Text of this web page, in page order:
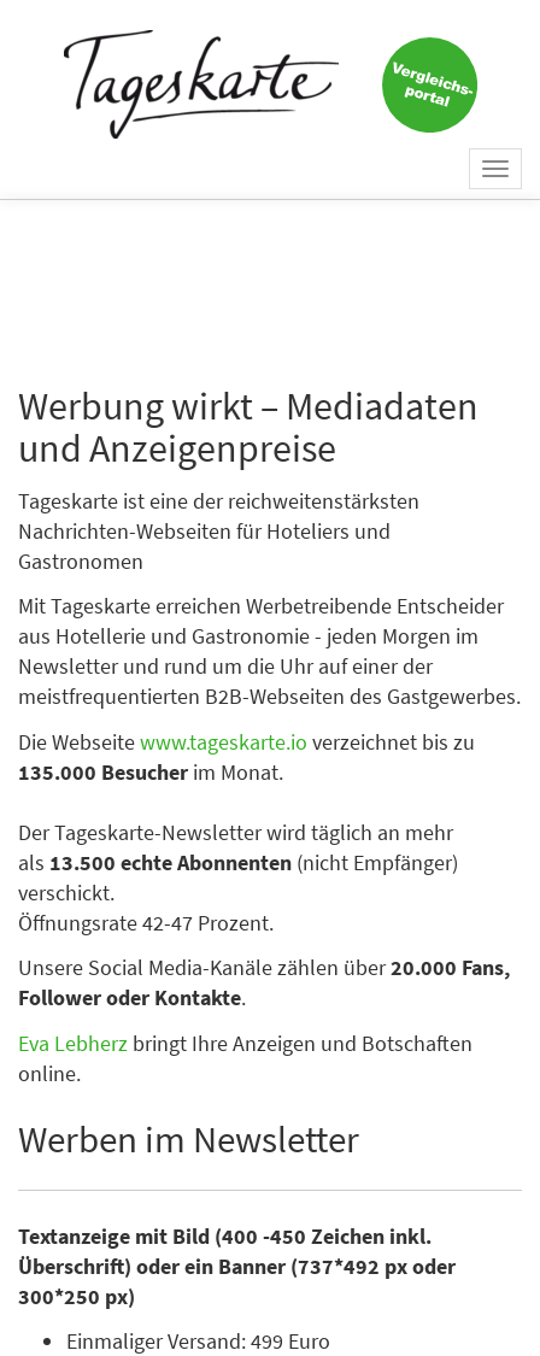
Werbung wirkt – Mediadaten
und Anzeigenpreise
Tageskarte ist eine der reichweitenstärksten
Nachrichten-Webseiten für Hoteliers und
Gastronomen
Mit Tageskarte erreichen Werbetreibende Entscheider
aus Hotellerie und Gastronomie - jeden Morgen im
Newsletter und rund um die Uhr auf einer der
meistfrequentierten B2B-Webseiten des Gastgewerbes.
Die Webseitewww.tageskarte.io verzeichnet bis zu
135.000 Besucher im Monat.
Der Tageskarte-Newsletter wird täglich an mehr
als 13.500 echte Abonnenten (nicht Empfänger)
verschickt.
Öffnungsrate 42-47 Prozent.
Unsere Social Media-Kanäle zählen über20.000 Fans,
Follower oder Kontakte.
Eva Lebherz bringt Ihre Anzeigen und Botschaften
online.
Werben im Newsletter
Textanzeige mit Bild (400 -450 Zeichen inkl.
Überschrift) oder ein Banner (737*492 px oder
300*250 px)
Einmaliger Versand: 499 Euro